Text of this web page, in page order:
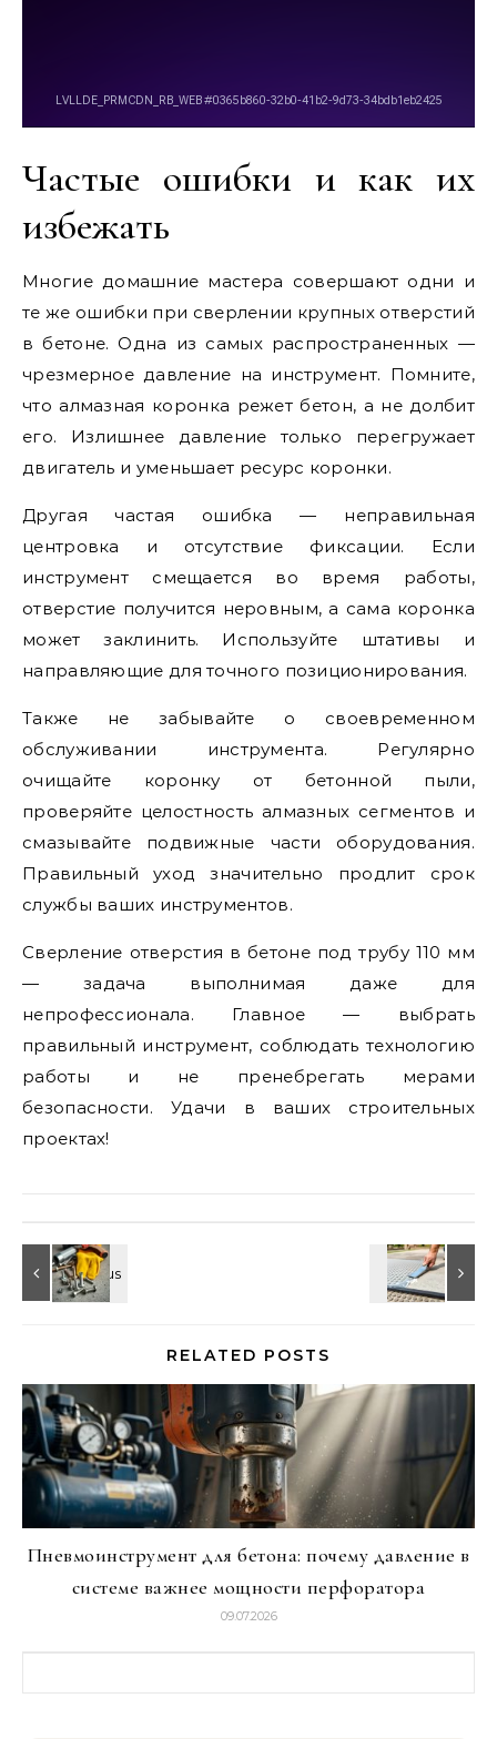
Частые ошибки и как их
избежать
Многие домашние мастера совершают одни и
те же ошибки при сверлении крупных отверстий
в бетоне. Одна из самых распространенных —
чрезмерное давление на инструмент. Помните,
что алмазная коронка режет бетон, а не долбит
его. Излишнее давление только перегружает
двигатель и уменьшает ресурс коронки.
Другая частая ошибка — неправильная
центровка и отсутствие фиксации. Если
инструмент смещается во время работы,
отверстие получится неровным, а сама коронка
может заклинить. Используйте штативы и
направляющие для точного позиционирования.
Также не забывайте о своевременном
обслуживании инструмента. Регулярно
очищайте коронку от бетонной пыли,
проверяйте целостность алмазных сегментов и
смазывайте подвижные части оборудования.
Правильный уход значительно продлит срок
службы ваших инструментов.
Сверление отверстия в бетоне под трубу 110 мм
— задача выполнимая даже для
непрофессионала. Главное — выбрать
правильный инструмент, соблюдать технологию
работы и не пренебрегать мерами
безопасности. Удачи в ваших строительных
проектах!
RELATED POSTS
Пневмоинструмент для бетона: почему давление в
системе важнее мощности перфоратора
09.07.2026